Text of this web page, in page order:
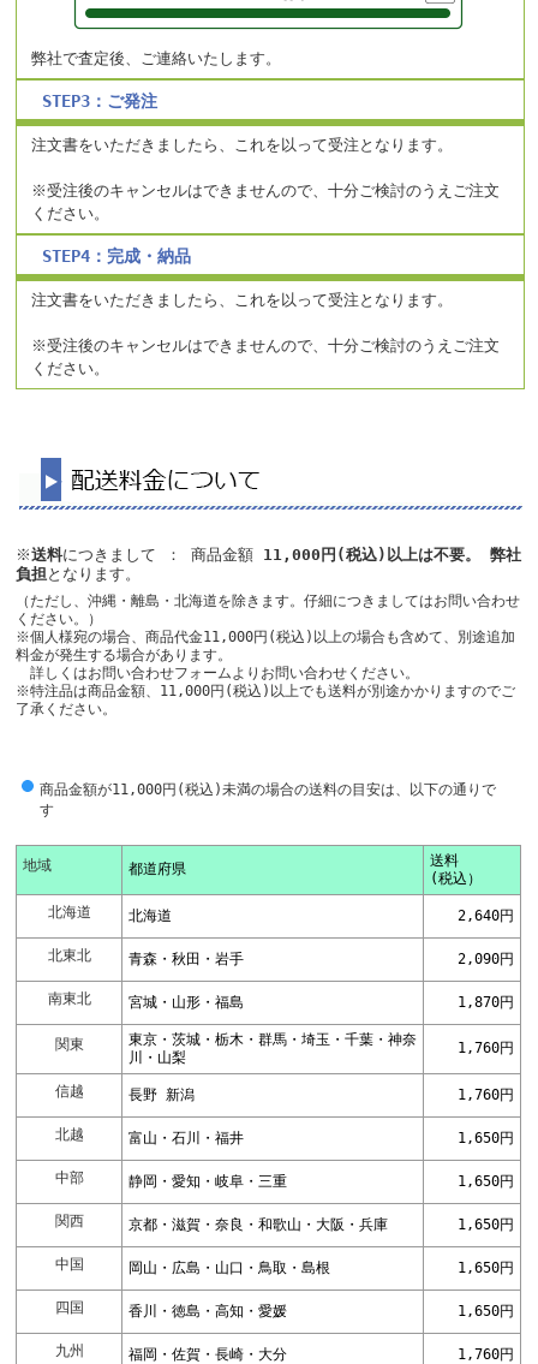
弊社で査定後、ご連絡いたします。
STEP3：ご発注
注文書をいただきましたら、これを以って受注となります。
※受注後のキャンセルはできませんので、十分ご検討のうえご注文
ください。
STEP4：完成・納品
注文書をいただきましたら、これを以って受注となります。
※受注後のキャンセルはできませんので、十分ご検討のうえご注文
ください。
※送料につきまして ： 商品金額 11,000円(税込)以上は不要。 弊社
負担 となります。
（ただし、沖縄・離島・北海道を除きます。仔細につきましてはお問い合わせ
ください。）
※個人様宛の場合、商品代金11,000円(税込)以上の場合も含めて、別途追加
料金が発生する場合があります。
詳しくはお問い合わせフォームよりお問い合わせください。
※特注品は商品金額、11,000円(税込)以上でも送料が別途かかりますのでご
了承ください。
商品金額が11,000円(税込)未満の場合の送料の目安は、以下の通りで
す
地域 都道府県
送料
(税込）
北海道
北海道 2,640円
北東北 青森・秋田・岩手 2,090円
南東北 宮城・山形・福島 1,870円
関東
東京・茨城・栃木・群馬・埼玉・千葉・神奈
川・山梨
1,760円
信越 長野 新潟 1,760円
北越 富山・石川・福井 1,650円
中部 静岡・愛知・岐阜・三重 1,650円
関西 京都・滋賀・奈良・和歌山・大阪・兵庫 1,650円
中国 岡山・広島・山口・鳥取・島根 1,650円
四国 香川・徳島・高知・愛媛 1,650円
九州 福岡・佐賀・長崎・大分 1,760円